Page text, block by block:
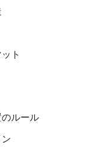
ト
ルール